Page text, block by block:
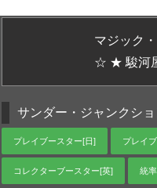
マジック
☆ ★ 駿河
サンダー・ジャンクシ
プレイブースター[日] プレイ
コレクターブースター[英] 統